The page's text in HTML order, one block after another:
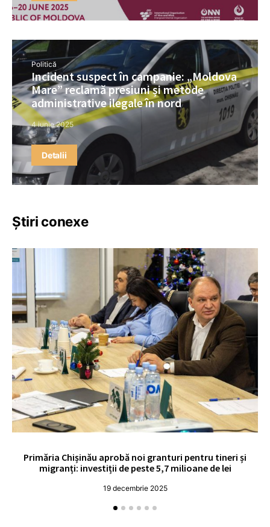
Politică
Incident suspect în campanie: „Moldova
Mare” reclamă presiuni și metode
administrative ilegale în nord
4 iunie 2025
Detalii
Știri conexe
Primăria Chișinău aprobă noi granturi pentru tineri și
migranți: investiții de peste 5,7 milioane de lei
19 decembrie 2025